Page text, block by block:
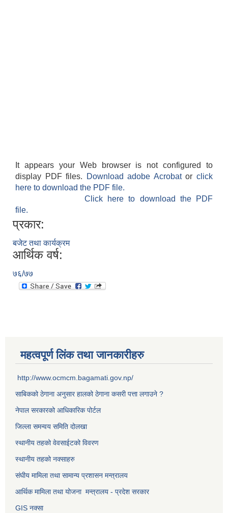
It appears your Web browser is not configured to
display PDF files.
Download adobe Acrobatorclick
here to download the PDF file.
Click here to download the PDF
file.
प्रकार:
बजेट तथा कार्यक्रम
आर्थिक वर्ष:
७६/७७
महत्वपूर्ण लिंक तथा जानकारीहरु
http://www.ocmcm.bagamati.gov.np/
साबिकको ठेगाना अनुसार हालको ठेगाना कसरी पत्ता लगाउने ?
नेपाल सरकारको आधिकारिक पोर्टल
जिल्ला समन्वय समिति दोलखा
स्थानीय तहको वेवसाईटको विवरण
स्थानीय तहको नक्साहरु
संघीय मामिला तथा सामान्य प्रशासन मन्त्रालय
आर्थिक मामिला तथा योजना मन्त्रालय - प्रदेश सरकार
GIS नक्सा